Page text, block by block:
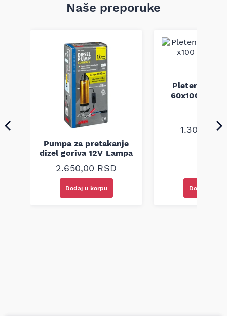
Naše preporuke
Pumpa za pretakanje
dizel goriva 12V Lampa
2.650,00 RSD
Dodaj u korpu
Pletenica
60x100
1.300,00
Dodaj u